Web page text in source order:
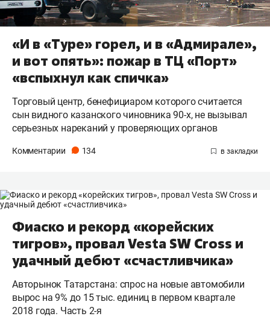
«И в «Туре» горел, и в «Адмирале»,
и вот опять»: пожар в ТЦ «Порт»
«вспыхнул как спичка»
Торговый центр, бенефициаром которого считается
сын видного казанского чиновника 90-х, не вызывал
серьезных нареканий у проверяющих органов
Комментарии 134
Фиаско и рекорд «корейских
тигров», провал Vesta SW Cross и
удачный дебют «счастливчика»
Авторынок Татарстана: спрос на новые автомобили
вырос на 9% до 15 тыс. единиц в первом квартале
2018 года. Часть 2-я